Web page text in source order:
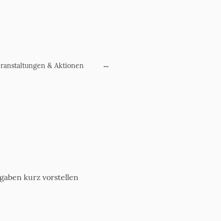
& Aktionen
kurz vorstellen